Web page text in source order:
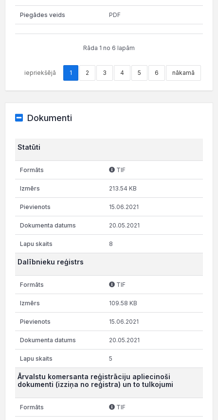
PDF
Rāda 1 no 6 lapām
iepriekšējā 1 2 3 4 5 6 nākamā
Dokumenti
Statūti
TIF
213.54 KB
15.06.2021
20.05.2021
8
Dalībnieku reģistrs
TIF
109.58 KB
15.06.2021
20.05.2021
5
Ārvalstu komersanta reģistrāciju apliecinoši
dokumenti (izziņa no reģistra) un to tulkojumi
TIF